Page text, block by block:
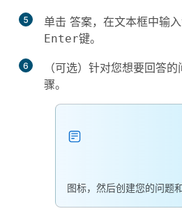
5 单击 答案，在文本框中输
Enter键。
6
（可选）针对您想要回答
骤。
图标，然后创建您的问题和